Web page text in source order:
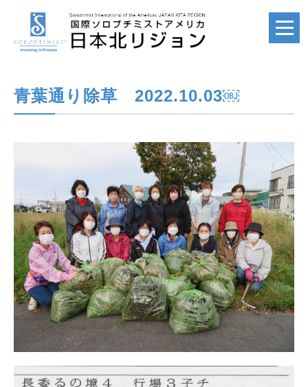
ホーム
HOME
国際ソロプチミスト
SI
国際ソロプチミスト
アメリカ
SIA
日本北リジョン
JAPAN KITA
青葉通り除草 2022.10.03￼